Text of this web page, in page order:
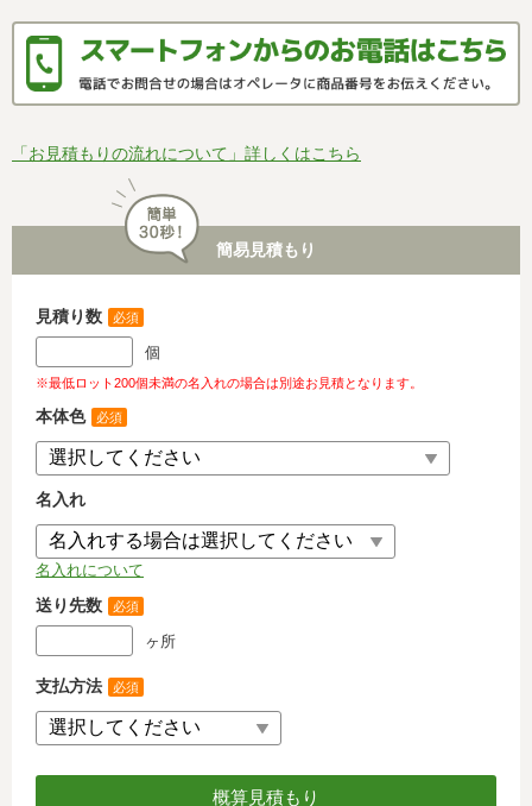
「お見積もりの流れについて」詳しくはこちら
簡易見積もり
見積り数 必須
個
※最低ロット200個未満の名入れの場合は別途お見積となります。
本体色 必須
名入れ
名入れについて
送り先数 必須
ヶ所
支払方法 必須